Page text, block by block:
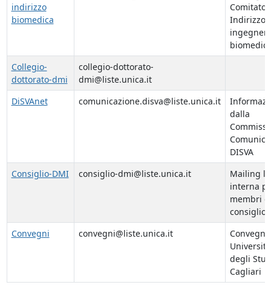
indirizzo
biomedica
Comitato
Indirizzo
Collegio-
dottorato-dmi
collegio-dottorato-
dmi@liste.unica.it
DiSVAnet
comunicazione.disva@liste.unica.it
dalla
DISVA
Consiglio-DMI
consiglio-dmi@liste.unica.it
Mailing
interna
membri
consiglio
Convegni
convegni@liste.unica.it
Convegni
degli
Cagliari